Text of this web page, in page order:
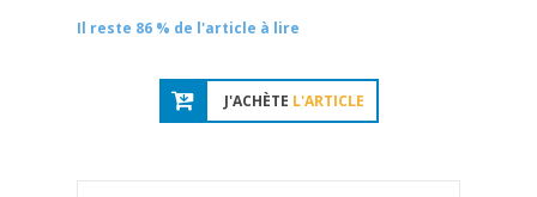
Il reste 86 % de l'article à lire
J'ACHÈTE L'ARTICLE